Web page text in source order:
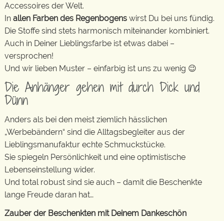
Accessoires der Welt.
In allen Farben des Regenbogens wirst Du bei uns fündig.
Die Stoffe sind stets harmonisch miteinander kombiniert.
Auch in Deiner Lieblingsfarbe ist etwas dabei –
versprochen!
Und wir lieben Muster – einfarbig ist uns zu wenig 😉
Die Anhänger gehen mit durch Dick und
Dünn
Anders als bei den meist ziemlich hässlichen
„Werbebändern“ sind die Alltagsbegleiter aus der
Lieblingsmanufaktur echte Schmuckstücke.
Sie spiegeln Persönlichkeit und eine optimistische
Lebenseinstellung wider.
Und total robust sind sie auch – damit die Beschenkte
lange Freude daran hat…
Zauber der Beschenkten mit Deinem Dankeschön